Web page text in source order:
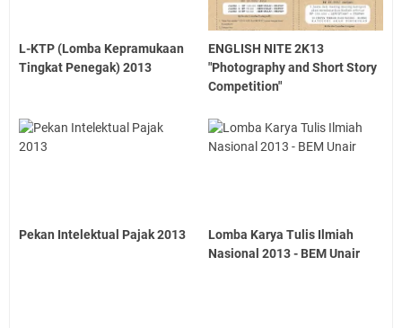
L-KTP (Lomba Kepramukaan
Tingkat Penegak) 2013
ENGLISH NITE 2K13
"Photography and Short Story
Competition"
Pekan Intelektual Pajak 2013
Lomba Karya Tulis Ilmiah
Nasional 2013 - BEM Unair